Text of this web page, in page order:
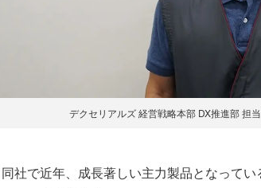
デクセリアルズ 経営戦略本部 DX推進部 担
社で近年、成長著しい主力製品となって